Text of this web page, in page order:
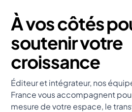
À vos côtés
soutenir votre
croissance
Éditeur et intégrateur, nos
France vous accompagnent
mesure de votre espace, le